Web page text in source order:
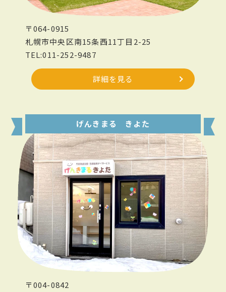
〒064-0915
札幌市中央区南15条西11丁目2-25
TEL:011-252-9487
詳細を見る
げんきまる きよた
〒004-0842